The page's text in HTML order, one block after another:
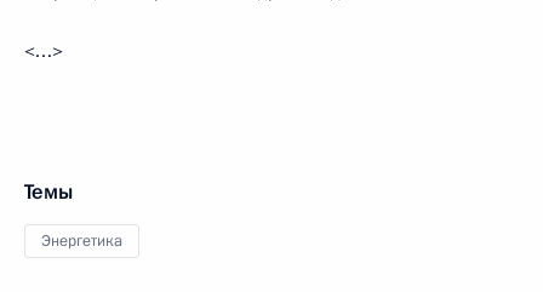
<…>
Темы
Энергетика